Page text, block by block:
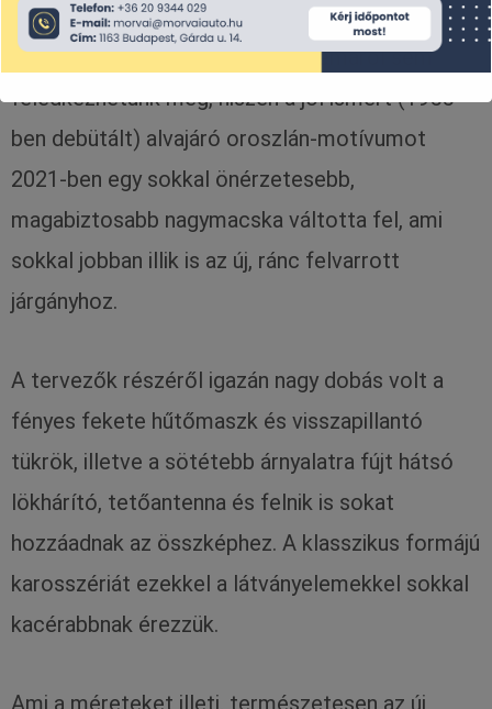
Az új 308 SW-re igazán merész kialakítás
jellemző, és az új Peugeot emblémáról sem
feledkezhetünk meg, hiszen a jól ismert (1955-
ben debütált) alvajáró oroszlán-motívumot
2021-ben egy sokkal önérzetesebb,
magabiztosabb nagymacska váltotta fel, ami
sokkal jobban illik is az új, ránc felvarrott
járgányhoz.
A tervezők részéről igazán nagy dobás volt a
fényes fekete hűtőmaszk és visszapillantó
tükrök, illetve a sötétebb árnyalatra fújt hátsó
lökhárító, tetőantenna és felnik is sokat
hozzáadnak az összképhez. A klasszikus formájú
karosszériát ezekkel a látványelemekkel sokkal
kacérabbnak érezzük.